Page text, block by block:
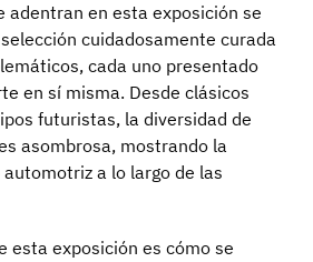
adentran en esta exposición se
cuidadosamente curada
cada uno presentado
en sí misma. Desde clásicos
futuristas, la diversidad de
asombrosa, mostrando la
a lo largo de las
esta exposición es cómo se